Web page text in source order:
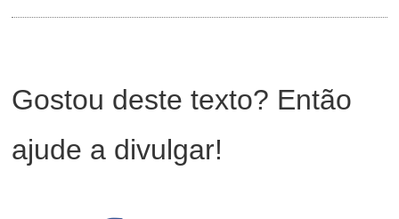
Gostou deste texto? Então
ajude a divulgar!